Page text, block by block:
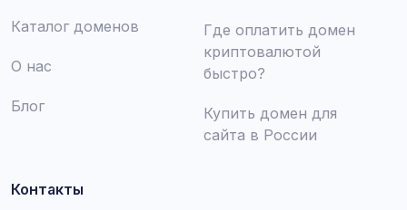
Каталог доменов
О нас
Блог
Где оплатить домен
криптовалютой
быстро?
Купить домен для
сайта в России
Контакты